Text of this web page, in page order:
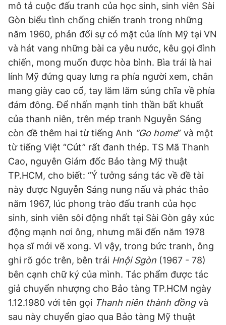
Theo dõi báo trên
Hotline
0906 645 777
Liên hệ quảng cáo
0908 780 404
Đặt báo Quảng cáo RSS Tòa soạn Chính sách bảo
Tổng biên tập: Nguyễn Ngọc Toàn
Phó tổng biên tập thường trực: Hải Thành
Phó tổng biên tập: Lâm Hiếu Dũng
Phó tổng biên tập: Trần Việt Hưng
Tổng thư ký tòa soạn: Đức Trung
Giấy phép xuất bản số 110/GP - BTTTT cấp ngày 24.3.2020
© 2003-2026 Bản quyền thuộc về Báo Thanh Niên. Cấm sao
chép dưới mọi hình thức nếu không có sự chấp thuận bằng văn
bản. Phát triển bởi ePi Technologies, JSC.
mô tả cuộc đấu tranh của học sinh, sinh viên Sài
Gòn biểu tình chống chiến tranh trong những
năm 1960, phản đối sự có mặt của lính Mỹ tại VN
và hát vang những bài ca yêu nước, kêu gọi đình
chiến, mong muốn được hòa bình. Bìa trái là hai
lính Mỹ đứng quay lưng ra phía người xem, chân
mang giày cao cổ, tay lăm lăm súng chĩa về phía
đám đông. Để nhấn mạnh tinh thần bất khuất
của thanh niên, trên mép tranh Nguyễn Sáng
còn đề thêm hai từ tiếng Anh “Go home” và một
từ tiếng Việt “Cút” rất đanh thép. TS Mã Thanh
Cao, nguyên Giám đốc Bảo tàng Mỹ thuật
TP.HCM, cho biết: “Ý tưởng sáng tác về đề tài
này được Nguyễn Sáng nung nấu và phác thảo
năm 1967, lúc phong trào đấu tranh của học
sinh, sinh viên sôi động nhất tại Sài Gòn gây xúc
động mạnh nơi ông, nhưng mãi đến năm 1978
họa sĩ mới vẽ xong. Vì vậy, trong bức tranh, ông
ghi rõ góc trên, bên trái Hnội Sgòn (1967 - 78)
bên cạnh chữ ký của mình. Tác phẩm được tác
giả chuyển nhượng cho Bảo tàng TP.HCM ngày
1.12.1980 với tên gọi Thanh niên thành đồngvà
sau này chuyển giao qua Bảo tàng Mỹ thuật